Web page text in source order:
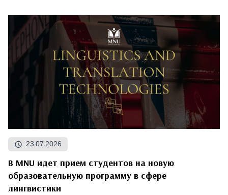
23.07.2026
В MNU идет прием студентов на новую
образовательную программу в сфере
лингвистики